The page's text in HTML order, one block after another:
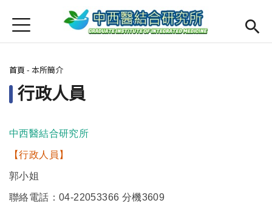
首頁
最新消息
Open submenu (本所簡介)
本所簡介
Open submenu (師資陣容)
師資陣容
Open submenu (課程規劃)
課程規劃
Open submenu (學生專區)
學生專區
活動集錦
Jump to Navigation
Jump to Main content
您在這裡
首頁 - 本所簡介
行政人員
中西醫結合研究所
【行政人員】
郭小姐
聯絡電話：04-22053366 分機3609